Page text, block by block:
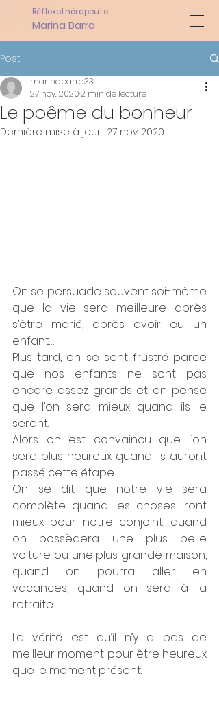
Marina Barra
Réflexothérapeute
Post
Le poême du bonheur
marinabarra33
27 nov. 20202 min de lecture
Dernière mise à jour : 27 nov. 2020
On se persuade souvent soi-même
que la vie sera meilleure après
s’être marié, après avoir eu un
enfant…
Plus tard, on se sent frustré parce
que nos enfants ne sont pas
encore assez grands et on pense
que l’on sera mieux quand ils le
seront.
Alors on est convaincu que l’on
sera plus heureux quand ils auront
passé cette étape.
On se dit que notre vie sera
complète quand les choses iront
mieux pour notre conjoint, quand
on possèdera une plus belle
voiture ou une plus grande maison,
quand on pourra aller en
vacances, quand on sera à la
retraite…
La vérité est qu’il n’y a pas de
meilleur moment pour être heureux
que le moment présent.